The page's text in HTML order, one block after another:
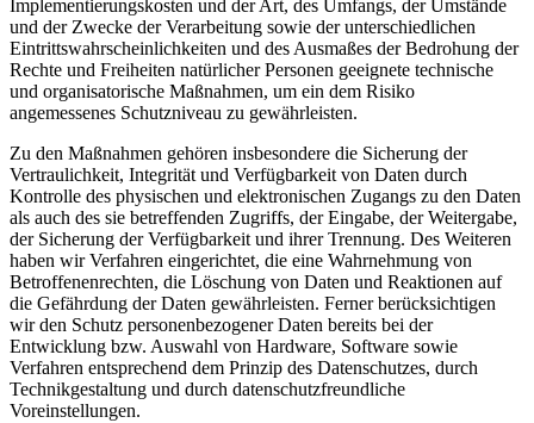
Implementierungskosten und der Art, des Umfangs, der Umstände
und der Zwecke der Verarbeitung sowie der unterschiedlichen
Eintrittswahrscheinlichkeiten und des Ausmaßes der Bedrohung der
Rechte und Freiheiten natürlicher Personen geeignete technische
und organisatorische Maßnahmen, um ein dem Risiko
angemessenes Schutzniveau zu gewährleisten.
Zu den Maßnahmen gehören insbesondere die Sicherung der
Vertraulichkeit, Integrität und Verfügbarkeit von Daten durch
Kontrolle des physischen und elektronischen Zugangs zu den Daten
als auch des sie betreffenden Zugriffs, der Eingabe, der Weitergabe,
der Sicherung der Verfügbarkeit und ihrer Trennung. Des Weiteren
haben wir Verfahren eingerichtet, die eine Wahrnehmung von
Betroffenenrechten, die Löschung von Daten und Reaktionen auf
die Gefährdung der Daten gewährleisten. Ferner berücksichtigen
wir den Schutz personenbezogener Daten bereits bei der
Entwicklung bzw. Auswahl von Hardware, Software sowie
Verfahren entsprechend dem Prinzip des Datenschutzes, durch
Technikgestaltung und durch datenschutzfreundliche
Voreinstellungen.